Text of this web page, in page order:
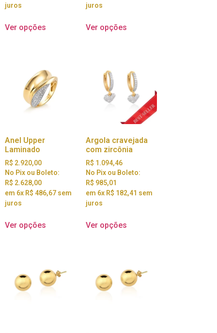
juros
Ver opções
juros
Ver opções
Anel Upper
Laminado
R$ 2.920,00
No Pix ou Boleto:
R$ 2.628,00
em 6x R$ 486,67 sem
juros
Ver opções
Argola cravejada
com zircônia
R$ 1.094,46
No Pix ou Boleto:
R$ 985,01
em 6x R$ 182,41 sem
juros
Ver opções